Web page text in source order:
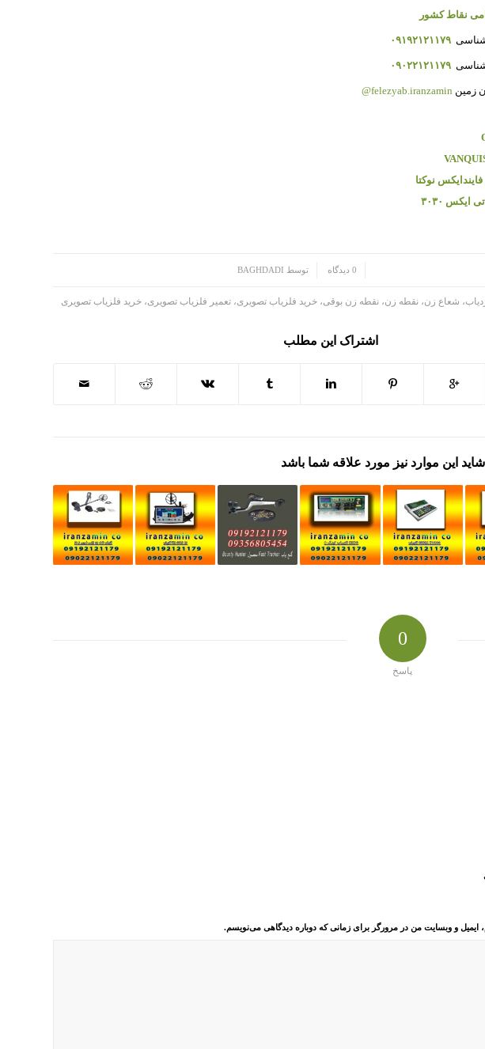
نقاط کشور
۰۹۱۹۲۱۲۱۱۷۹
۰۹۰۲۲۱۲۱۱۷۹
زمین felezyab.iranzamin@
0 دیدگاه توسط BAGHDADI
شعاع زن، نقطه زن، نقطه زن بوقی، خرید فلزیاب تصویری، تعمیر فلزیاب تصویری، خرید فلزیاب تصویری
اشتراک این مطلب
شاید این موارد نیز مورد علاقه شما باشد
0
پاسخ
ایمیل و وبسایت من در مرورگر برای زمانی که دوباره دیدگاهی می‌نویسم.